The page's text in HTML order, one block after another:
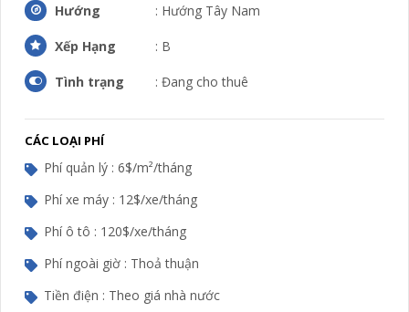
Hướng : Hướng Tây Nam
Xếp Hạng : B
Tình trạng : Đang cho thuê
CÁC LOẠI PHÍ
Phí quản lý : 6$/m²/tháng
Phí xe máy : 12$/xe/tháng
Phí ô tô : 120$/xe/tháng
Phí ngoài giờ : Thoả thuận
Tiền điện : Theo giá nhà nước